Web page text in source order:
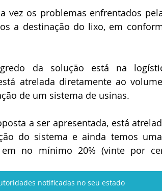
vez os problemas enfrentados
a destinação do lixo, em
da solução está na
atrelada diretamente ao
de um sistema de usinas.
a ser apresentada, está
do sistema e ainda temos
no mínimo 20% (vinte por
notificadas no seu estado